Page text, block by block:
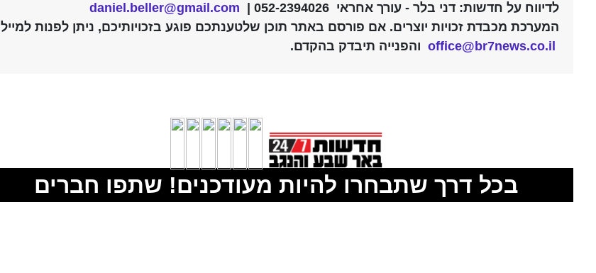
לדיווח על חדשות: דני בלר - עורך אחראי 052-2394026 |
daniel.beller@gmail.com
המערכת מכבדת זכויות יוצרים. אם פורסם באתר תוכן שלטענתכם פוגע בזכויותיכם, ניתן לפנות למייל
office@br7news.co.il והפנייה תיבדק בהקדם.
בכל דרך שתבחרו להיות מעודכנים! שתפו חברים